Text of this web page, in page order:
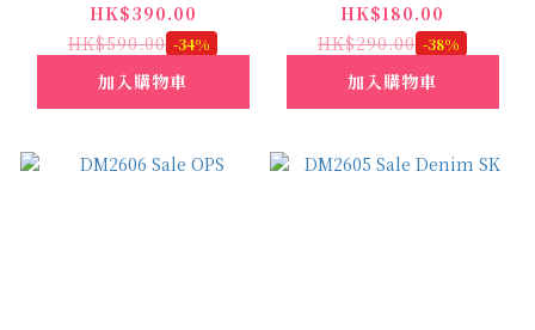
HK$390.00
HK$590.00 -34%
加入購物車
HK$180.00
HK$290.00 -38%
加入購物車